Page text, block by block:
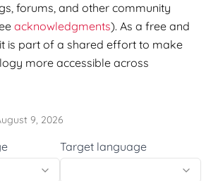
forums, and other community
acknowledgments). As a free and
is part of a shared effort to make
more accessible across
9, 2026
Target language